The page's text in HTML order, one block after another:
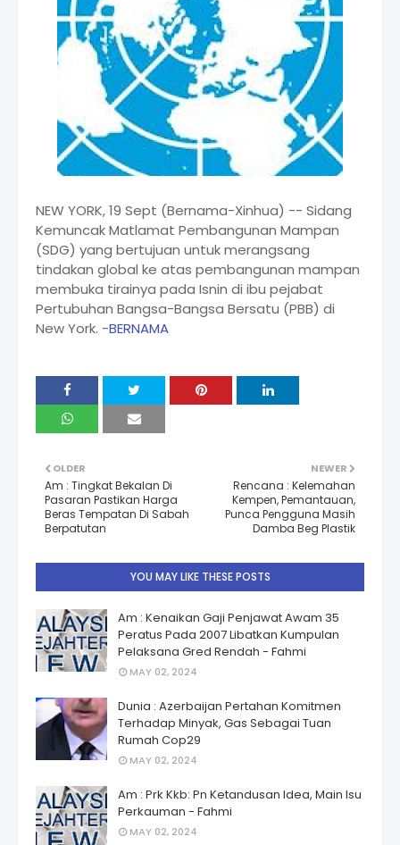
NEW YORK, 19 Sept (Bernama-Xinhua) -- Sidang
Kemuncak Matlamat Pembangunan Mampan
(SDG) yang bertujuan untuk merangsang
tindakan global ke atas pembangunan mampan
membuka tirainya pada Isnin di ibu pejabat
Pertubuhan Bangsa-Bangsa Bersatu (PBB) di
New York. -BERNAMA
NEWER
Rencana : Kelemahan
Kempen, Pemantauan,
Punca Pengguna Masih
Damba Beg Plastik
OLDER
Am : Tingkat Bekalan Di
Pasaran Pastikan Harga
Beras Tempatan Di Sabah
Berpatutan
YOU MAY LIKE THESE POSTS
Am : Kenaikan Gaji Penjawat Awam 35
Peratus Pada 2007 Libatkan Kumpulan
Pelaksana Gred Rendah - Fahmi
MAY 02, 2024
Dunia : Azerbaijan Pertahan Komitmen
Terhadap Minyak, Gas Sebagai Tuan
Rumah Cop29
MAY 02, 2024
Am : Prk Kkb: Pn Ketandusan Idea, Main Isu
Perkauman - Fahmi
MAY 02, 2024